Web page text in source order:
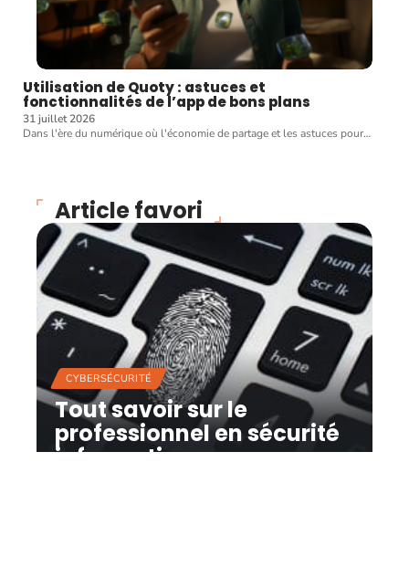
Utilisation de Quoty : astuces et
fonctionnalités de l’app de bons plans
31 juillet 2026
Dans l'ère du numérique où l'économie de partage et les astuces pour…
Article favori
CYBERSÉCURITÉ
Tout savoir sur le
professionnel en sécurité
informatique